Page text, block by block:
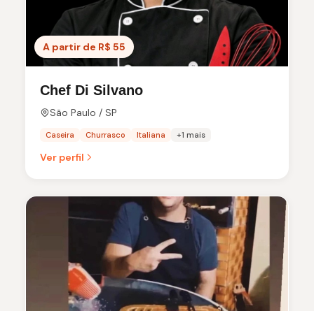
A partir de R$ 55
Chef Di Silvano
São Paulo / SP
Caseira Churrasco Italiana +1 mais
Ver perfil